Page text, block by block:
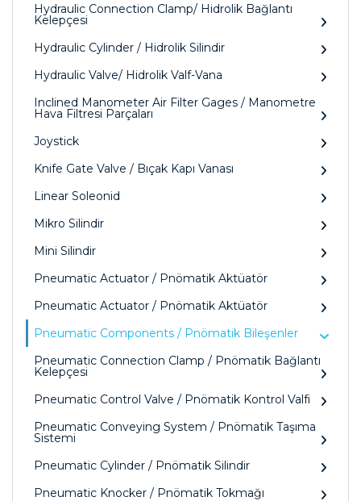
Hydraulic Connection Clamp/ Hidrolik Bağlantı
Kelepçesi
Hydraulic Cylinder / Hidrolik Silindir
Hydraulic Valve/ Hidrolik Valf-Vana
Inclined Manometer Air Filter Gages / Manometre
Hava Filtresi Parçaları
Joystick
Knife Gate Valve / Bıçak Kapı Vanası
Linear Soleonid
Mikro Silindir
Mini Silindir
Pneumatic Actuator / Pnömatik Aktüatör
Pneumatic Actuator / Pnömatik Aktüatör
Pneumatic Components / Pnömatik Bileşenler
Pneumatic Connection Clamp / Pnömatik Bağlantı
Kelepçesi
Pneumatic Control Valve / Pnömatik Kontrol Valfi
Pneumatic Conveying System / Pnömatik Taşıma
Sistemi
Pneumatic Cylinder / Pnömatik Silindir
Pneumatic Knocker / Pnömatik Tokmağı